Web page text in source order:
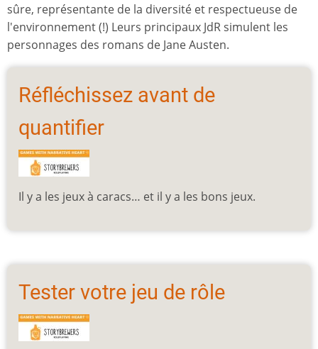
sûre, représentante de la diversité et respectueuse de
l'environnement (!) Leurs principaux JdR simulent les
personnages des romans de Jane Austen.
Réfléchissez avant de
quantifier
Il y a les jeux à caracs… et il y a les bons jeux.
Tester votre jeu de rôle